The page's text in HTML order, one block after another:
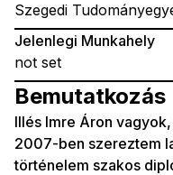
Bemutatkozás
Illés Imre Áron
2007-ben szereztem
történelem szakos
Szegedi
Jelenlegi Munkahely
not set